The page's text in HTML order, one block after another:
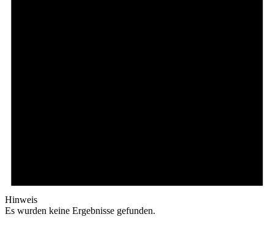
Hinweis
Es wurden keine Ergebnisse gefunden.